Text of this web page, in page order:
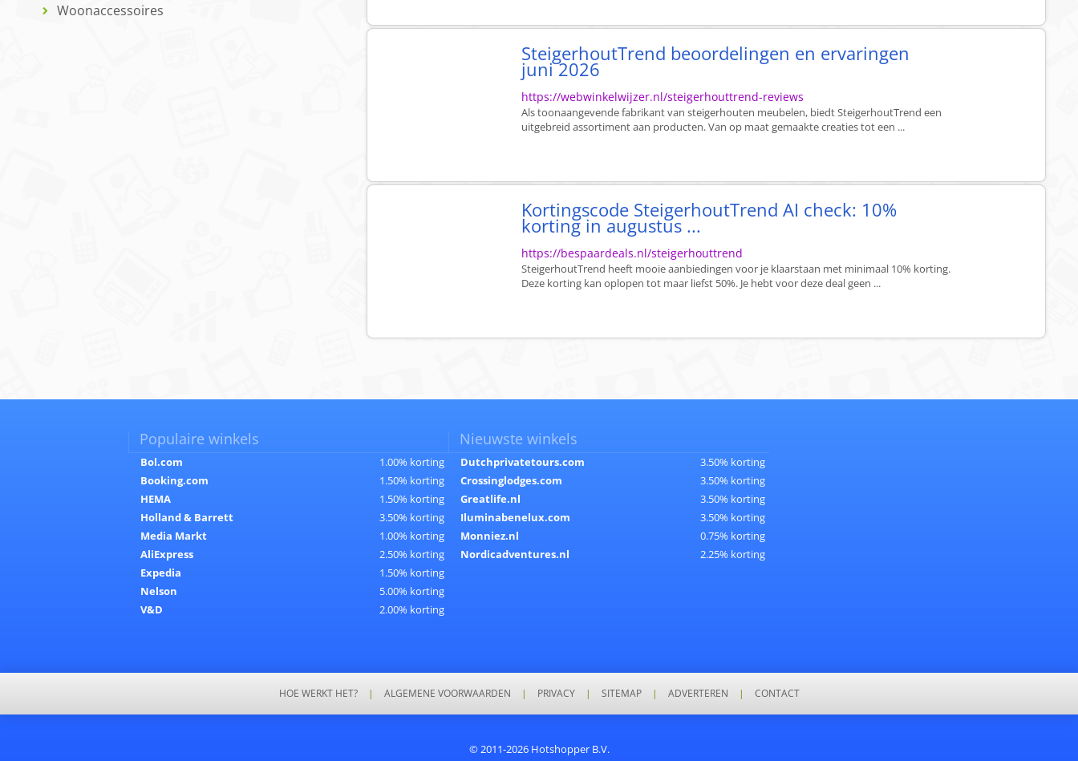
Woonaccessoires
SteigerhoutTrend beoordelingen en ervaringen
juni 2026
https://webwinkelwijzer.nl/steigerhouttrend-reviews
Als toonaangevende fabrikant van steigerhouten meubelen, biedt SteigerhoutTrend een
uitgebreid assortiment aan producten. Van op maat gemaakte creaties tot een ...
Kortingscode SteigerhoutTrend AI check: 10%
korting in augustus ...
https://bespaardeals.nl/steigerhouttrend
SteigerhoutTrend heeft mooie aanbiedingen voor je klaarstaan met minimaal 10% korting.
Deze korting kan oplopen tot maar liefst 50%. Je hebt voor deze deal geen ...
Populaire winkels
Bol.com
1.00% korting
Booking.com
1.50% korting
HEMA
1.50% korting
Holland & Barrett
3.50% korting
Media Markt
1.00% korting
AliExpress
2.50% korting
Expedia
1.50% korting
Nelson
5.00% korting
V&D
2.00% korting
Nieuwste winkels
Dutchprivatetours.com
3.50% korting
Crossinglodges.com
3.50% korting
Greatlife.nl
3.50% korting
Iluminabenelux.com
3.50% korting
Monniez.nl
0.75% korting
Nordicadventures.nl
2.25% korting
HOE WERKT HET? | ALGEMENE VOORWAARDEN | PRIVACY | SITEMAP | ADVERTEREN | CONTACT
© 2011-2026 Hotshopper B.V.